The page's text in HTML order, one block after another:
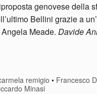
genovese della
Bellini grazie a
Meade. Davide
remigio • Francesco
Minasi